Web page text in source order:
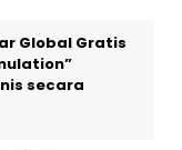
Global Gratis
secara